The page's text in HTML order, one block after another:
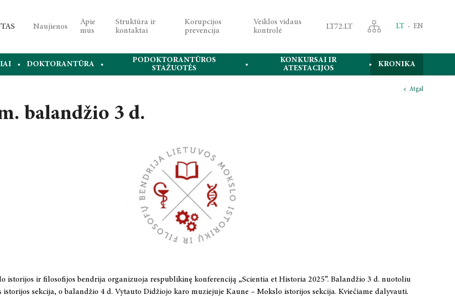
Naujienos
Apie
mus
Struktūra ir
kontaktai
Korupcijos
prevencija
Veiklos vidaus
kontrolė
LT72.LT LT EN
DOKTORANTŪRA
PODOKTORANTŪROS
STAŽUOTĖS
KONKURSAI IR
ATESTACIJOS
KRONIKA
Atgal
balandžio 3 d.
istorijos ir filosofijos bendrija organizuoja respublikinę konferenciją „Scientia et Historia 2025“. Balandžio 3 d. nuotoliu
istorijos sekcija, o balandžio 4 d. Vytauto Didžiojo karo muziejuje Kaune – Mokslo istorijos sekcija. Kviečiame dalyvauti.